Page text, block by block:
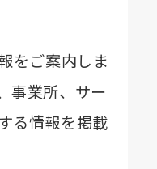
をご案内しま
事業所、サー
る情報を掲載